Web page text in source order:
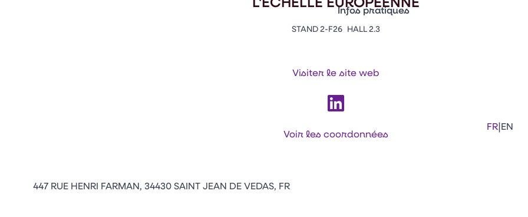
Infos pratiques
Contacts
Appuyez sur Entrée pour ouvrir le lien.
FR|EN
STAND 2-F26 HALL 2.3
Visiter le site web
Voir les coordonnées
447 RUE HENRI FARMAN, 34430 SAINT JEAN DE VEDAS, FR